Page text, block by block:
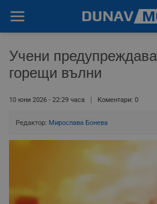
Учени
горещи вълни
10 юни 2026 - 22:29 часа Коментари: 0
Редактор: Мирослава Бонева